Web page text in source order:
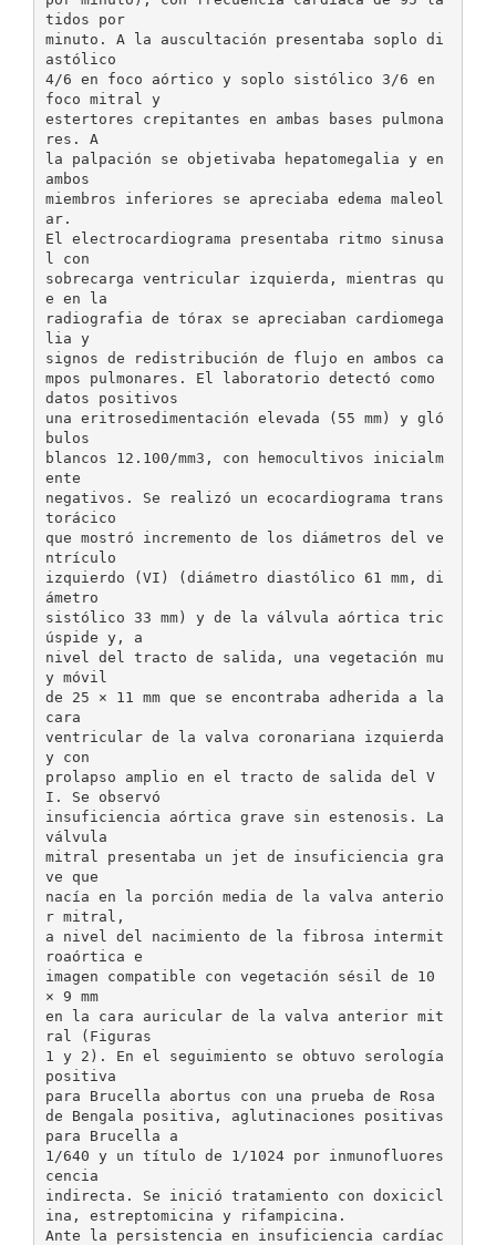
tidos por
minuto. A la auscultación presentaba soplo di
astólico
4/6 en foco aórtico y soplo sistólico 3/6 en
foco mitral y
estertores crepitantes en ambas bases pulmona
res. A
la palpación se objetivaba hepatomegalia y en
ambos
miembros inferiores se apreciaba edema maleol
ar.
El electrocardiograma presentaba ritmo sinusa
l con
sobrecarga ventricular izquierda, mientras qu
e en la
radiografia de tórax se apreciaban cardiomega
lia y
signos de redistribución de flujo en ambos ca
mpos pulmonares. El laboratorio detectó como
datos positivos
una eritrosedimentación elevada (55 mm) y gló
bulos
blancos 12.100/mm3, con hemocultivos inicialm
ente
negativos. Se realizó un ecocardiograma trans
torácico
que mostró incremento de los diámetros del ve
ntrículo
izquierdo (VI) (diámetro diastólico 61 mm, di
ámetro
sistólico 33 mm) y de la válvula aórtica tric
úspide y, a
nivel del tracto de salida, una vegetación mu
y móvil
de 25 × 11 mm que se encontraba adherida a la
cara
ventricular de la valva coronariana izquierda
y con
prolapso amplio en el tracto de salida del V
I. Se observó
insuficiencia aórtica grave sin estenosis. La
válvula
mitral presentaba un jet de insuficiencia gra
ve que
nacía en la porción media de la valva anterio
r mitral,
a nivel del nacimiento de la fibrosa intermit
roaórtica e
imagen compatible con vegetación sésil de 10
× 9 mm
en la cara auricular de la valva anterior mit
ral (Figuras
1 y 2). En el seguimiento se obtuvo serología
positiva
para Brucella abortus con una prueba de Rosa
de Bengala positiva, aglutinaciones positivas
para Brucella a
1/640 y un título de 1/1024 por inmunofluores
cencia
indirecta. Se inició tratamiento con doxicicl
ina, estreptomicina y rifampicina.
Ante la persistencia en insuficiencia cardíac